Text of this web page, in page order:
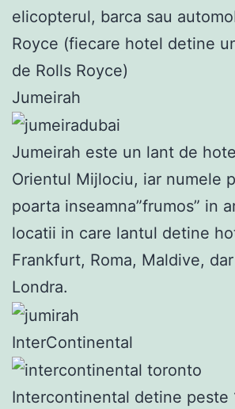
elicopterul, barca sau
Royce (fiecare hotel detine
de Rolls Royce)
Jumeirah
Jumeirah este un lant de
Orientul Mijlociu, iar numele
poarta inseamna”frumos” in
locatii in care lantul detine
Frankfurt, Roma, Maldive,
Londra.
InterContinental
Intercontinental detine peste